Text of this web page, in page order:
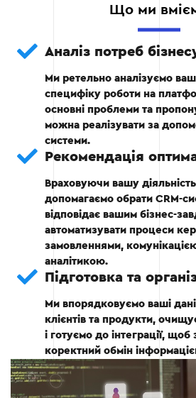
вашим вимогам.
Etsy.
Етап 3: Налаштування
Синхронізація замовлень,
клієнтських даних між
Автоматизація оновлення
статусів замовлень.
Налаштування
для менеджерів.
Що ми
Аналіз потреб
Ми ретельно аналізуємо
специфіку роботи на
основні проблеми та
можна реалізувати за
системи.
Рекомендація
Враховуючи вашу
допомагаємо обрати CRM-
відповідає вашим бізнес-
автоматизувати процеси
замовленнями,
аналітикою.
Підготовка та
Ми впорядковуємо ваші
клієнтів та продукти,
і готуємо до інтеграції,
коректний обмін